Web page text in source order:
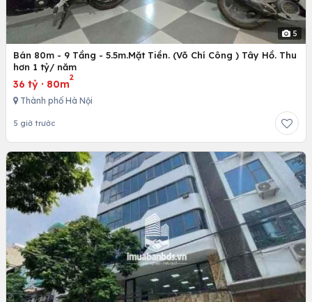
5
Bán 80m - 9 Tầng - 5.5m.Mặt Tiền. (Võ Chí Công ) Tây Hồ. Thu
hơn 1 tỷ/ năm
36 tỷ · 80m
2
Thành phố Hà Nội
5 giờ trước